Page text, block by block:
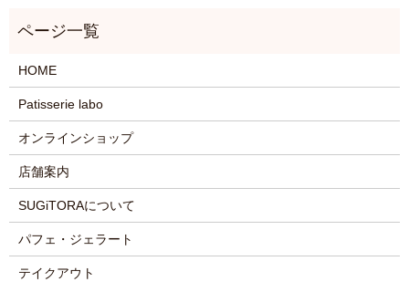
HOME
Patisserie labo
オンラインショップ
店舗案内
SUGiTORAについて
パフェ・ジェラート
テイクアウト